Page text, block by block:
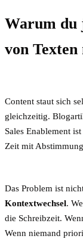
Warum du
von Texten
Content staut sich
gleichzeitig.
Sales Enablement
Zeit mit
Das Problem ist
Kontextwechsel.
die Schreibzeit.
Wenn niemand